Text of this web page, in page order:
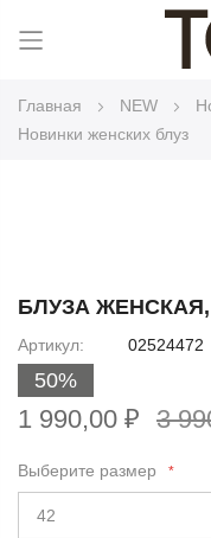
Главная NEW
Новинки женских блуз
end
of
the
images
gallery
to
beginning
the
gallery
БЛУЗА
Артикул 02524472
50%
1 990,00 ₽ 3
Выберите размер